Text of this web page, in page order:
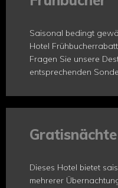
Saisonal bedingt
Hotel
Fragen Sie unsere
entsprechenden
Gratisnächte
Dieses Hotel bietet
mehrerer